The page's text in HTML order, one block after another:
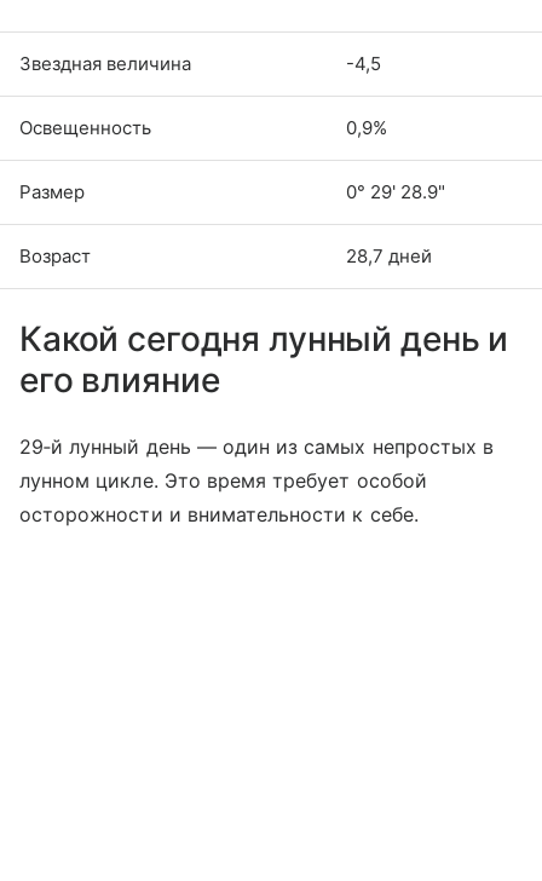
Звездная величина -4,5
Освещенность 0,9%
Размер 0° 29' 28.9"
Возраст 28,7 дней
Какой сегодня лунный день и
его влияние
29‑й лунный день — один из самых непростых в
лунном цикле. Это время требует особой
осторожности и внимательности к себе.